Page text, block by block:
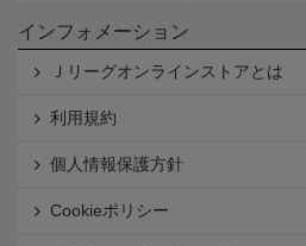
インフォメーション
Ｊリーグオンラインストアとは
利用規約
個人情報保護方針
Cookieポリシー